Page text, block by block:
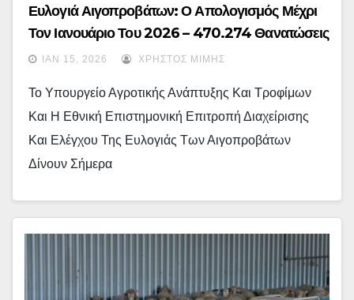
Ευλογιά Αιγοπροβάτων: Ο Απολογισμός Μέχρι
Τον Ιανουάριο Του 2026 – 470.274 Θανατώσεις
Ζώων – Σε 16 Περιοχές Τα 57 Νέα Κρούσματα
ΥΠΑΑΤ
ΙΑΝ 15, 2026 ΧΡΉΣΤΟΣ ΜΊΜΗΣ
Το Υπουργείο Αγροτικής Ανάπτυξης Και Τροφίμων
Και Η Εθνική Επιστημονική Επιτροπή Διαχείρισης
Και Ελέγχου Της Ευλογιάς Των Αιγοπροβάτων
Δίνουν Σήμερα